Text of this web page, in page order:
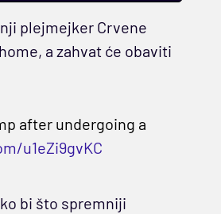
plejmejker Crvene
a zahvat će obaviti
after undergoing a
u1eZi9gvKC
bi što spremniji